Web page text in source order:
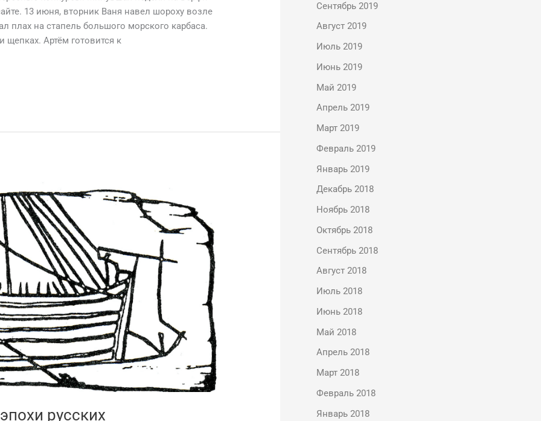
13 июня, вторник Ваня навел шороху возле
плах на стапель большого морского карбаса.
щепках. Артём готовится к
русских
Сентябрь 2019
Август 2019
Июль 2019
Июнь 2019
Май 2019
Апрель 2019
Март 2019
Февраль 2019
Январь 2019
Декабрь 2018
Ноябрь 2018
Октябрь 2018
Сентябрь 2018
Август 2018
Июль 2018
Июнь 2018
Май 2018
Апрель 2018
Март 2018
Февраль 2018
Январь 2018